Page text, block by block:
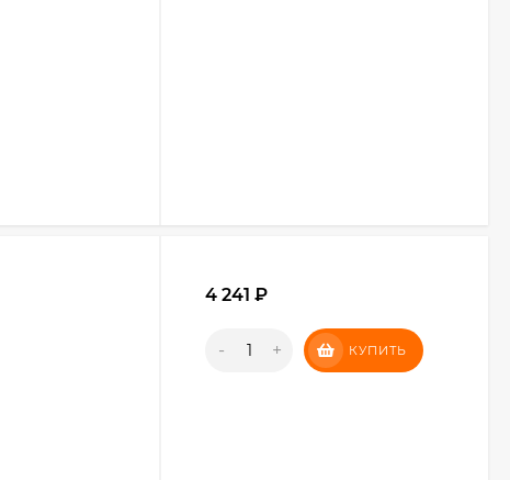
4 241 ₽
- + КУПИТЬ